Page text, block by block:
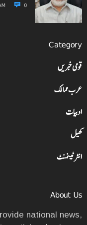
0
Category
قومی خبریں
عرب ممالک
ادبیات
کھیل
انٹرٹینمنٹ
About Us
national news,